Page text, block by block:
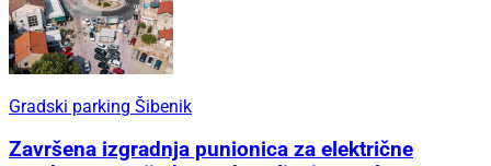
Gradski parking Šibenik
Završena izgradnja punionica za električne